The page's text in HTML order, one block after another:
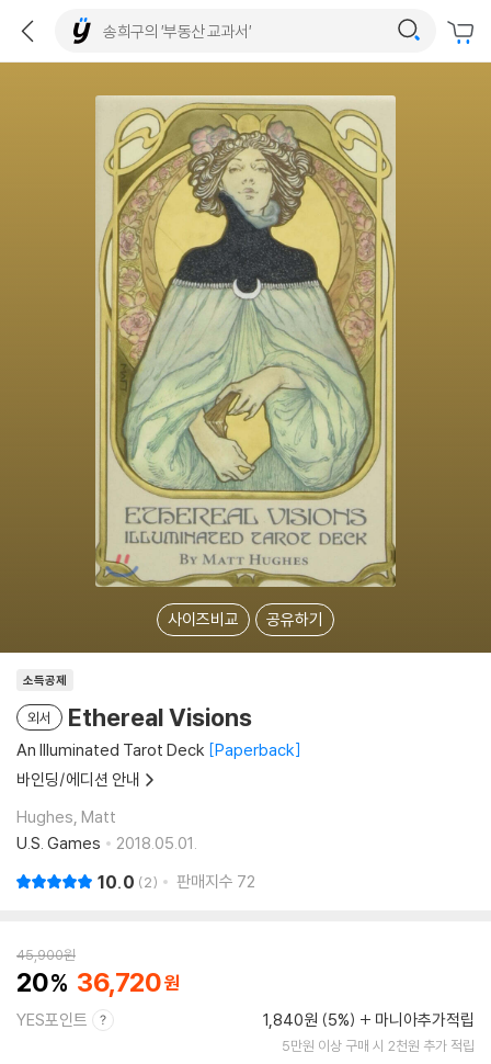
사이즈비교 공유하기
소득공제
외서 Ethereal Visions
An Illuminated Tarot Deck Paperback
바인딩/에디션 안내
Hughes, Matt
U.S. Games
2018.05.01.
10.0 2 판매지수 72
45,900원
20 36,720
YES포인트 1,840원 (5%) 마니아추가적립
5만원 이상 구매 시 2천원 추가 적립